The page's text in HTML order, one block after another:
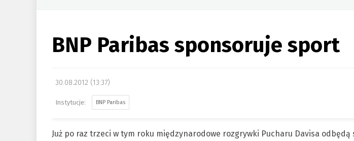
BNP Paribas sponsoruje sport
30.08.2012 (13:37)
BNP Paribas
Już po raz trzeci w tym roku międzynarodowe rozgrywki Pucharu Davisa odbędą